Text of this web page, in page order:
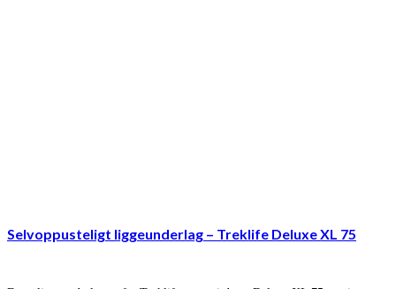
Selvoppusteligt liggeunderlag – Treklife Deluxe XL 75